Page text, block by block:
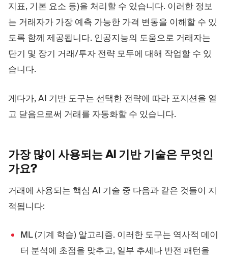
지표, 기본 요소 등)을 처리할 수 있습니다. 이러한 정보
는 거래자가 가장 예측 가능한 가격 변동을 이해할 수 있
도록 함께 제공됩니다. 인공지능의 도움으로 거래자는
단기 및 장기 거래/투자 전략 모두에 대해 작업할 수 있
습니다.
게다가, AI 기반 도구는 선택한 전략에 따라 포지션을 열
고 닫음으로써 거래를 자동화할 수 있습니다.
가장 많이 사용되는 AI 기반 기술은 무엇인
가요?
거래에 사용되는 핵심 AI 기술 중 다음과 같은 것들이 지
적됩니다:
ML (기계 학습) 알고리즘. 이러한 도구는 역사적 데이
터 분석에 초점을 맞추고, 일부 추세나 반전 패턴을